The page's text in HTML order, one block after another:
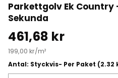
Parkettgolv Ek
Sekunda
461,68 kr
199,00 kr/m²
Antal: Styckvis- Per Paket (2.32